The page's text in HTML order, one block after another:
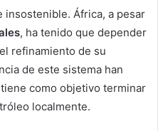
África, a pesar
, ha tenido que depender
refinamiento de su
de este sistema han
como objetivo terminar
localmente.